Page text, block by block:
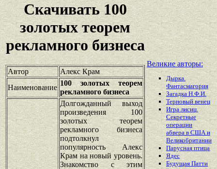
Скачивать 100
золотых теорем
рекламного бизнеса
Автор
Алекс Крам
Наименование
100 золотых теорем
рекламного бизнеса
Долгожданный выход
произведения 100
золотых теорем
рекламного бизнеса
подтолкнул
популярность Алекс
Крам на новый уровень.
Знакомство с этим
Великие авторы:
Дырка.
Фантасмагория
Загадка Н.Ф.И.
Терновый венец
Игра лисиц.
Секретные
операции
абвера в США и
Великобритании
Парусная птица
Ядес
Будущая Патти